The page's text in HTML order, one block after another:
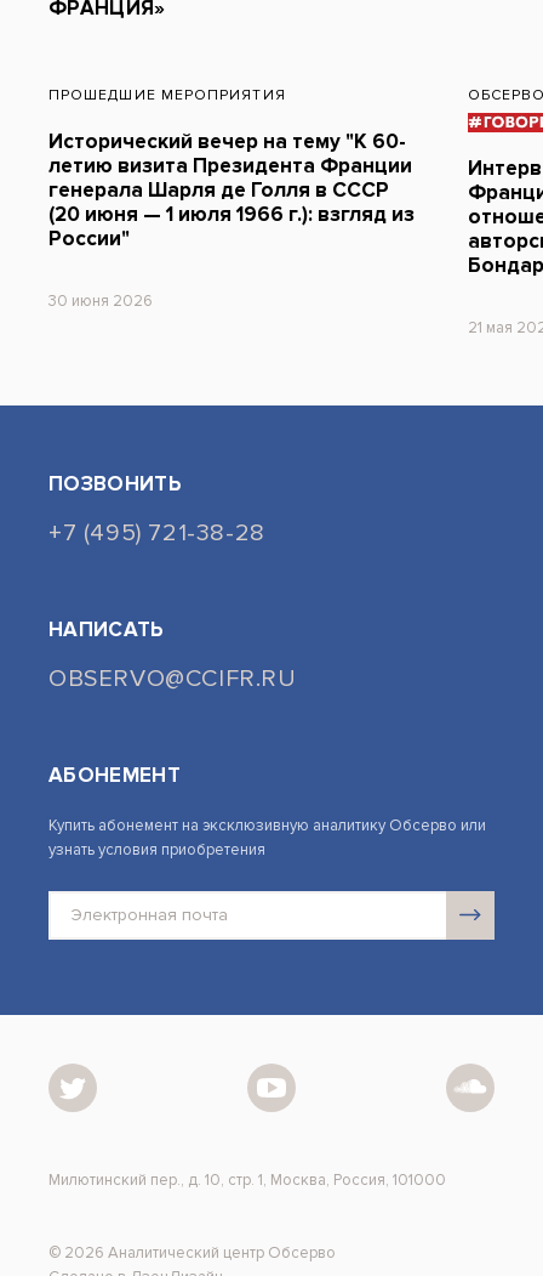
ФРАНЦИЯ»
ПРОШЕДШИЕ МЕРОПРИЯТИЯ
Исторический вечер на тему "К 60-
летию визита Президента Франции
генерала Шарля де Голля в СССР
(20 июня — 1 июля 1966 г.): взгляд из
России"
30 июня 2026
21 мая
ПОЗВОНИТЬ
+7 (495) 721-38-28
НАПИСАТЬ
OBSERVO@CCIFR.RU
АБОНЕМЕНТ
Купить абонемент на эксклюзивную аналитику Обсерво или
узнать условия приобретения
Милютинский пер., д. 10, стр. 1, Москва, Россия, 101000
© 2026 Аналитический центр Обсерво